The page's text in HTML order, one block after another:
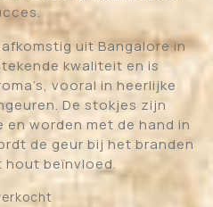
afkomstig uit Bangalore in
kwaliteit en is
vooral in heerlijke
De stokjes zijn
en worden met de hand in
de geur bij het branden
hout beïnvloed.